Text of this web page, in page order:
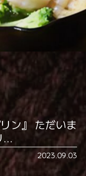
ン』 ただいま
…
2023.09.03